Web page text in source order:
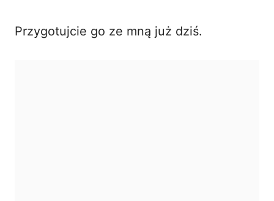
Przygotujcie go ze mną już dziś.